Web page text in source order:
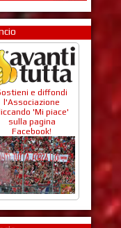
e diffondi
l'Associazione
'Mi piace'
sulla pagina
Facebook!